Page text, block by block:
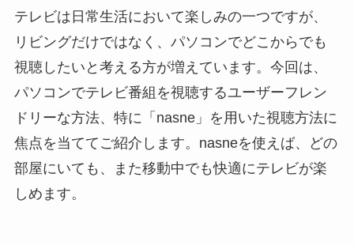
テレビは日常生活において楽しみの一つですが、
リビングだけではなく、パソコンでどこからでも
視聴したいと考える方が増えています。今回は、
パソコンでテレビ番組を視聴するユーザーフレン
ドリーな方法、特に「nasne」を用いた視聴方法に
焦点を当ててご紹介します。nasneを使えば、どの
部屋にいても、また移動中でも快適にテレビが楽
しめます。